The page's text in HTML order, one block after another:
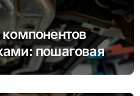
пошаговая
Octavia и